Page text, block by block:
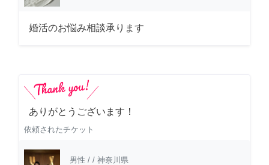
婚活のお悩み相談承ります
ありがとうございます！
依頼されたチケット
男性 / / 神奈川県